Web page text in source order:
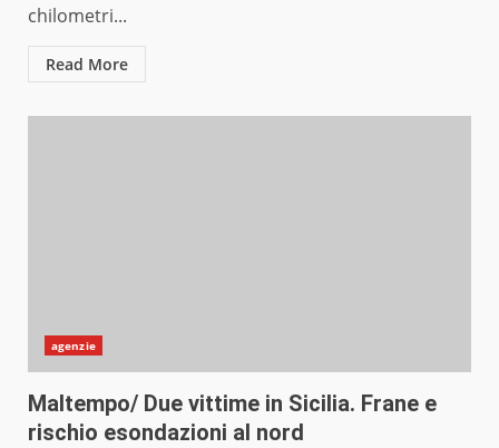
chilometri...
Read More
agenzie
Maltempo/ Due vittime in Sicilia. Frane e
rischio esondazioni al nord